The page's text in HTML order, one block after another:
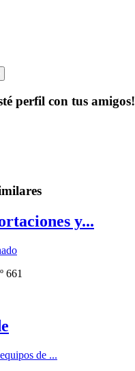
perfil con tus amigos!
y...
661
de ...